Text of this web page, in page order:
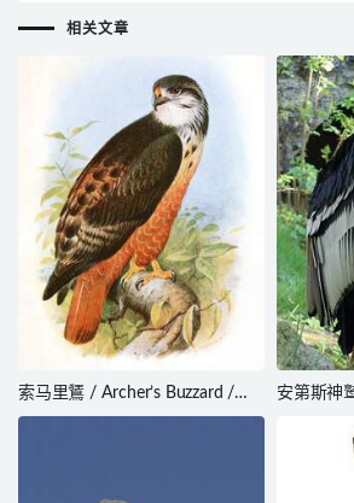
相关文章
索马里鵟 / Archer’s Buzzard /
Buteo archeri
安第斯神